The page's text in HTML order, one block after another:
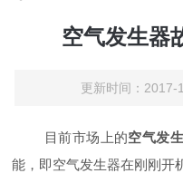
空气发生器
更新时间：
目前市场上的空气发
能，即空气发生器在刚刚开